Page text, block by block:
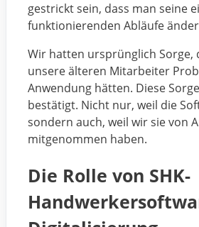
gestrickt sein, dass man seine
funktionierenden Abläufe
Wir hatten ursprünglich Sorge,
unsere älteren Mitarbeiter
Anwendung hätten. Diese
bestätigt. Nicht nur, weil die
sondern auch, weil wir sie von
mitgenommen haben.
Die Rolle von SHK-